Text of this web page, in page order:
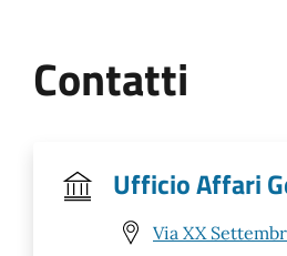
Contatti
Ufficio Affari
Via XX